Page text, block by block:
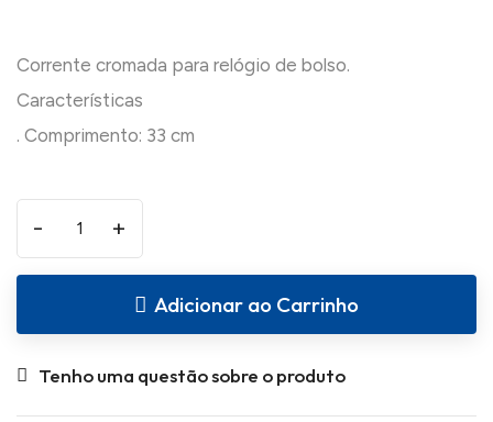
Corrente cromada para relógio de bolso.
Características
- +
Adicionar ao Carrinho
Tenho uma questão sobre o produto